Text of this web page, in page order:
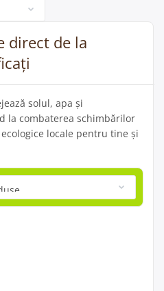
direct de la
solul, apa și
la combaterea schimbărilor
locale pentru tine și